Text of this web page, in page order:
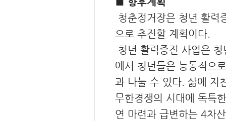
청춘정거장은 청년 활력
으로 추진할 계획이다.
청년 활력증진 사업은
에서 청년들은 능동적으
과 나눌 수 있다. 삶에 지
무한경쟁의 시대에 독특
연 마련과 급변하는 4차